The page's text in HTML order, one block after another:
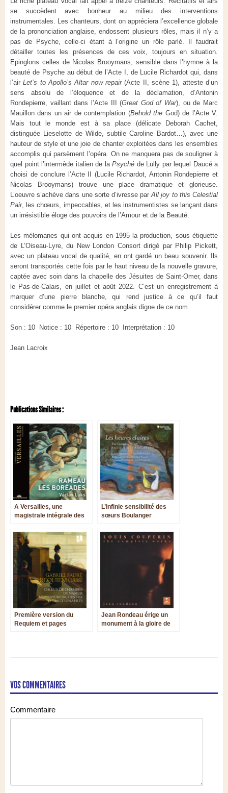
se succèdent avec bonheur au milieu des interventions
instrumentales. Les chanteurs, dont on appréciera l’excellence globale
de la prononciation anglaise, endossent plusieurs rôles, mais il n’y a
pas de Psyche, celle-ci étant à l’origine un rôle parlé. Il faudrait
détailler toutes les présences de ces voix, toujours en situation.
Epinglons celles de Nicolas Brooymans, sensible dans l’hymne à la
beauté de Psyche au début de l’Acte I, de Lucile Richardot qui, dans
l’airLet’s to Apollo’s Altar now repair(Acte II, scène 1), atteste d’un
sens absolu de l’éloquence et de la déclamation, d’Antonin
Rondepierre, vaillant dans l’Acte III (Great God of War), ou de Marc
Mauillon dans un air de contemplation (Behold the God) de l’Acte V.
Mais tout le monde est à sa place (délicate Deborah Cachet,
distinguée Lieselotte de Wilde, subtile Caroline Bardot…), avec une
hauteur de style et une joie de chanter exploitées dans les ensembles
accomplis qui parsèment l’opéra. On ne manquera pas de souligner à
quel point l’intermède italien de la Psyché de Lully par lequel Daucé a
choisi de conclure l’Acte II (Lucile Richardot, Antonin Rondepierre et
Nicolas Brooymans) trouve une place dramatique et glorieuse.
L’oeuvre s’achève dans une sorte d’ivresse parAll joy to this Celestial
Pair, les chœurs, impeccables, et les instrumentistes se lançant dans
un irrésistible éloge des pouvoirs de l’Amour et de la Beauté.
Les mélomanes qui ont acquis en 1995 la production, sous étiquette
de L’Oiseau-Lyre, du New London Consort dirigé par Philip Pickett,
avec un plateau vocal de qualité, en ont gardé un beau souvenir. Ils
seront transportés cette fois par le haut niveau de la nouvelle gravure,
captée avec soin dans la chapelle des Jésuites de Saint-Omer, dans
le Pas-de-Calais, en juillet et août 2022. C’est un enregistrement à
marquer d’une pierre blanche, qui rend justice à ce qu’il faut
considérer comme le premier opéra anglais digne de ce nom.
Son : 10 Notice : 10 Répertoire : 10 Interprétation : 10
Jean Lacroix
Publications Similaires :
A Versailles, une
magistrale intégrale des
L’infinie sensibilité des
sœurs Boulanger
Première version du
Requiem et pages
Jean Rondeau érige un
monument à la gloire de
VOS COMMENTAIRES
Commentaire